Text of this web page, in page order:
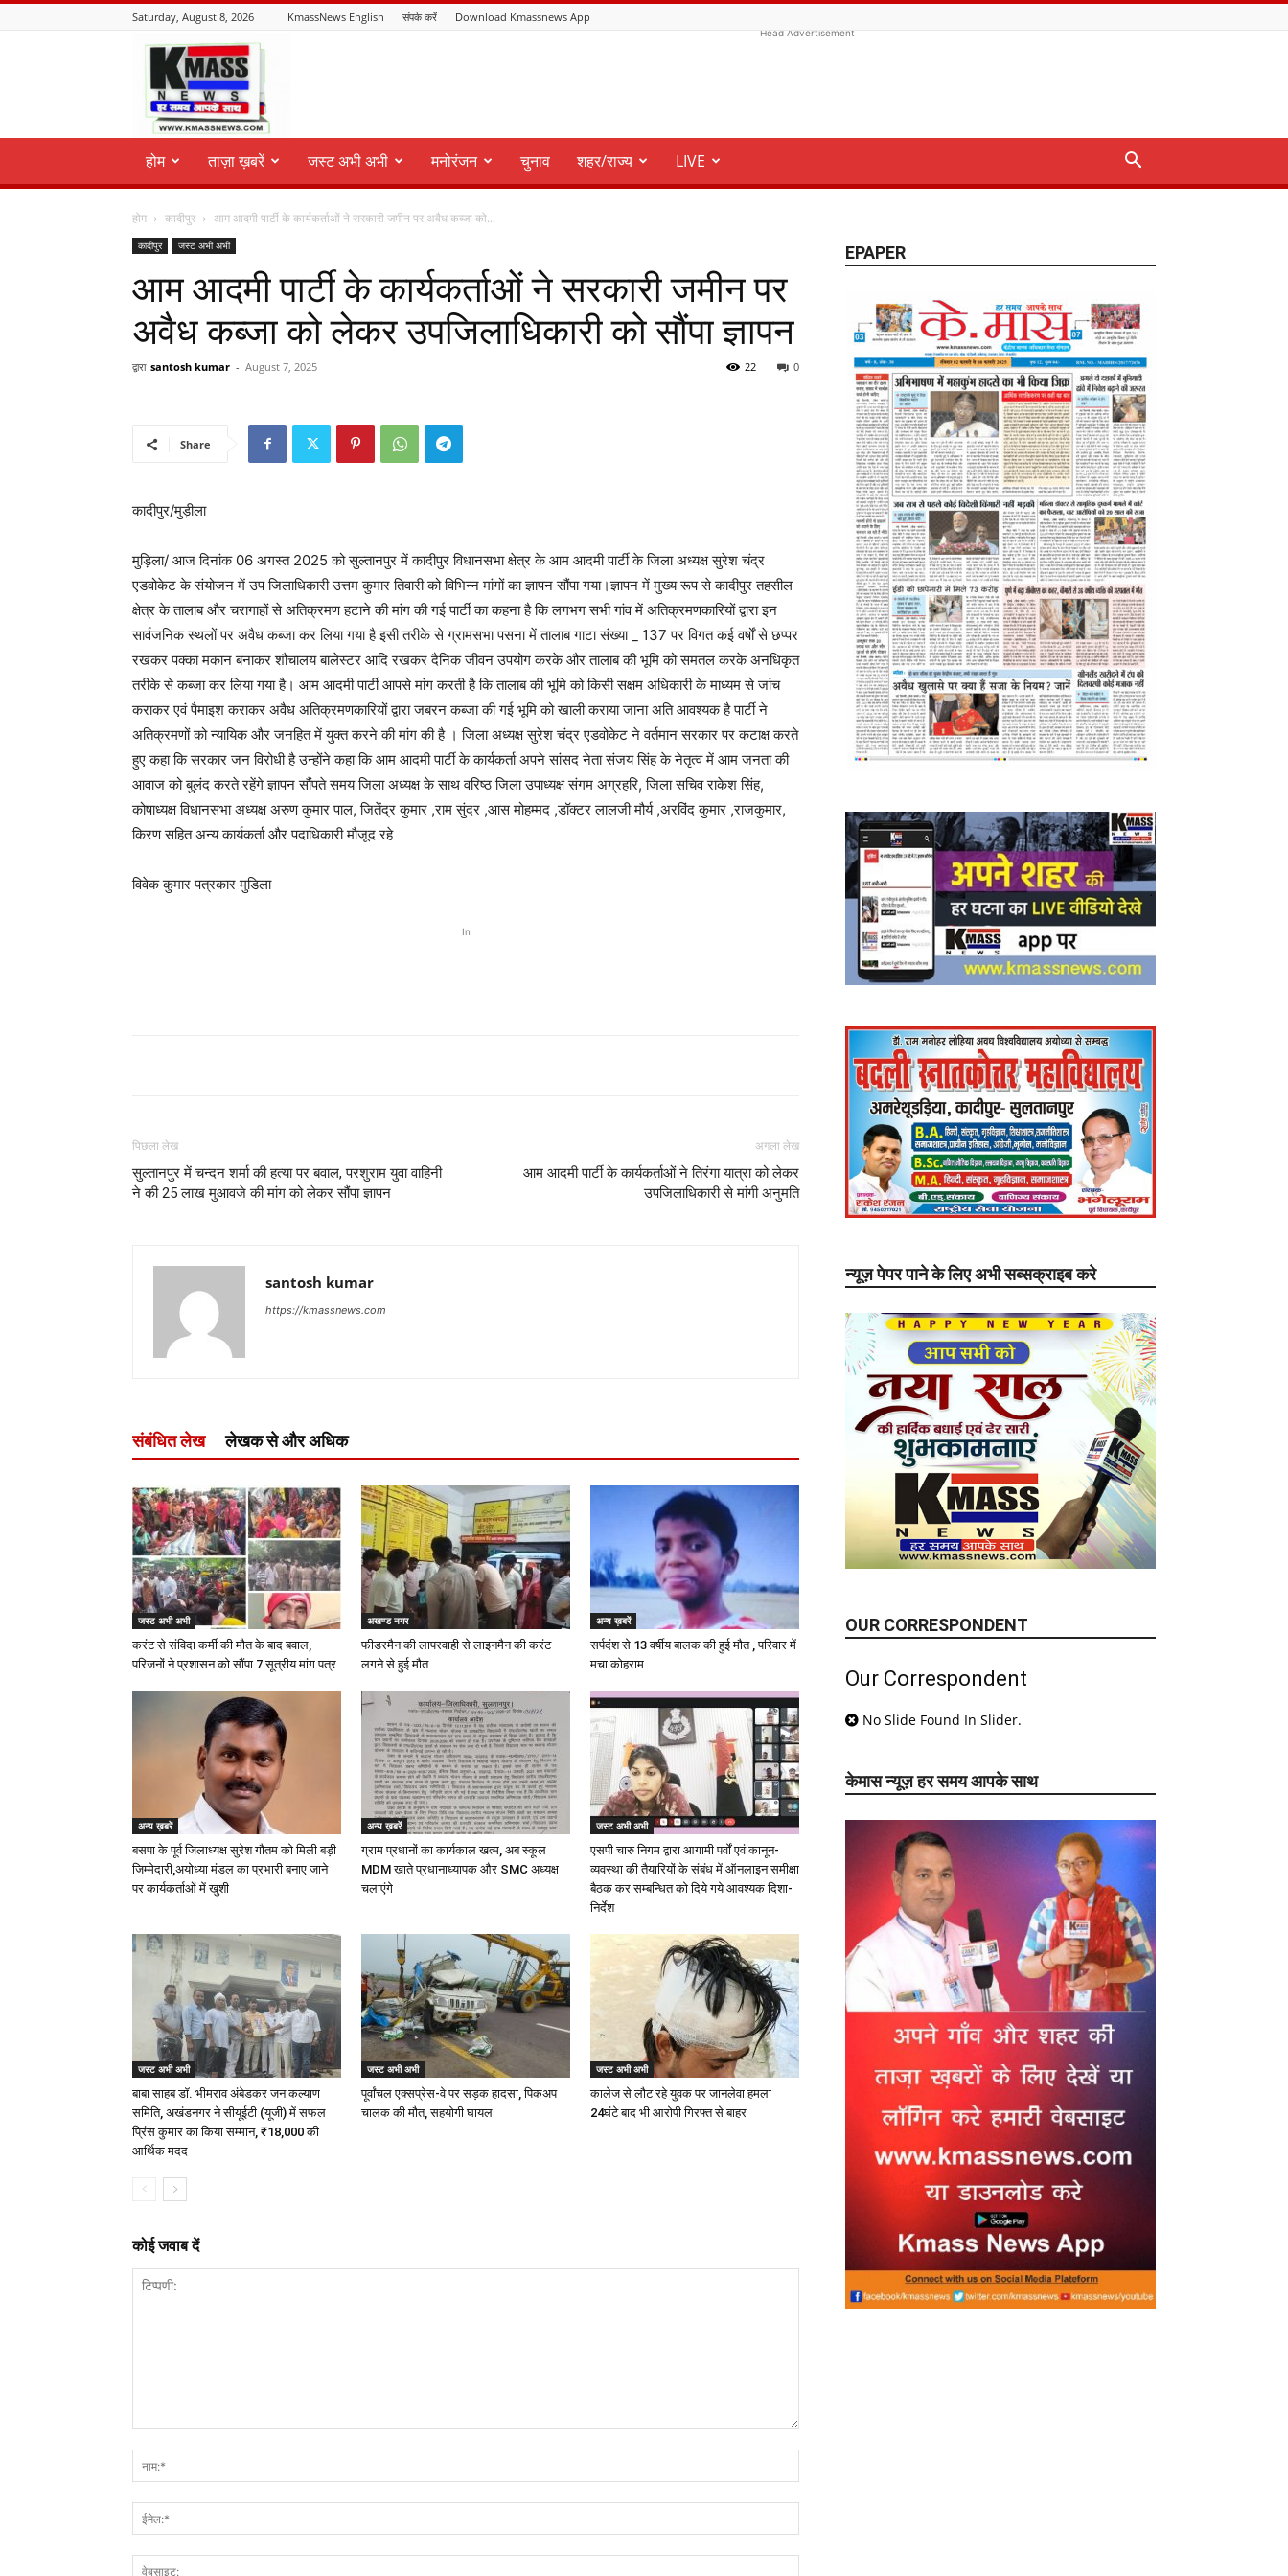
Saturday, August 8, 2026 KmassNews English संपर्क करें Download Kmassnews App
KmassNews
Head Advertisement
होम ताज़ा ख़बरें जस्ट अभी अभी मनोरंजन चुनाव शहर/राज्य LIVE
होम कादीपुर आम आदमी पार्टी के कार्यकर्ताओं ने सरकारी जमीन पर अवैध कब्जा को...
कादीपुर जस्ट अभी अभी
आम आदमी पार्टी के कार्यकर्ताओं ने सरकारी जमीन पर
अवैध कब्जा को लेकर उपजिलाधिकारी को सौंपा ज्ञापन
द्वारा santosh kumar - August 7, 2025 0
22
Share
कादीपुर/मुड़ीला
मुड़िला/ आज दिनांक 06 अगस्त 2025 को सुल्तानपुर में कादीपुर विधानसभा क्षेत्र के आम आदमी पार्टी के जिला अध्यक्ष सुरेश चंद्र
एडवोकेट के संयोजन में उप जिलाधिकारी उत्तम कुमार तिवारी को विभिन्न मांगों का ज्ञापन सौंपा गया।ज्ञापन में मुख्य रूप से कादीपुर तहसील
क्षेत्र के तालाब और चरागाहों से अतिक्रमण हटाने की मांग की गई पार्टी का कहना है कि लगभग सभी गांव में अतिक्रमणकारियों द्वारा इन
सार्वजनिक स्थलों पर अवैध कब्जा कर लिया गया है इसी तरीके से ग्रामसभा पसना में तालाब गाटा संख्या _ 137 पर विगत कई वर्षों से छप्पर
रखकर पक्का मकान बनाकर शौचालय बालेस्टर आदि रखकर दैनिक जीवन उपयोग करके और तालाब की भूमि को समतल करके अनधिकृत
तरीके से कब्जा कर लिया गया है। आम आदमी पार्टी आपसे मांग करती है कि तालाब की भूमि को किसी सक्षम अधिकारी के माध्यम से जांच
कराकर एवं पैमाइश कराकर अवैध अतिक्रमणकारियों द्वारा जबरन कब्जा की गई भूमि को खाली कराया जाना अति आवश्यक है पार्टी ने
अतिक्रमणों को न्यायिक और जनहित में युक्त करने की मांग की है । जिला अध्यक्ष सुरेश चंद्र एडवोकेट ने वर्तमान सरकार पर कटाक्ष करते
हुए कहा कि सरकार जन विरोधी है उन्होंने कहा कि आम आदमी पार्टी के कार्यकर्ता अपने सांसद नेता संजय सिंह के नेतृत्व में आम जनता की
आवाज को बुलंद करते रहेंगे ज्ञापन सौंपते समय जिला अध्यक्ष के साथ वरिष्ठ जिला उपाध्यक्ष संगम अग्रहरि, जिला सचिव राकेश सिंह,
कोषाध्यक्ष विधानसभा अध्यक्ष अरुण कुमार पाल, जितेंद्र कुमार ,राम सुंदर ,आस मोहम्मद ,डॉक्टर लालजी मौर्य ,अरविंद कुमार ,राजकुमार,
किरण सहित अन्य कार्यकर्ता और पदाधिकारी मौजूद रहे
विवेक कुमार पत्रकार मुडिला
In
पिछला लेख
सुल्तानपुर में चन्दन शर्मा की हत्या पर बवाल, परशुराम युवा वाहिनी
ने की 25 लाख मुआवजे की मांग को लेकर सौंपा ज्ञापन
अगला लेख
आम आदमी पार्टी के कार्यकर्ताओं ने तिरंगा यात्रा को लेकर
उपजिलाधिकारी से मांगी अनुमति
santosh kumar
https://kmassnews.com
संबंधित लेख लेखक से और अधिक
जस्ट अभी अभी
करंट से संविदा कर्मी की मौत के बाद बवाल,
परिजनों ने प्रशासन को सौंपा 7 सूत्रीय मांग पत्र
अखण्ड नगर
फीडरमैन की लापरवाही से लाइनमैन की करंट
लगने से हुई मौत
अन्य ख़बरें
सर्पदंश से 13 वर्षीय बालक की हुई मौत , परिवार में
मचा कोहराम
अन्य ख़बरें
बसपा के पूर्व जिलाध्यक्ष सुरेश गौतम को मिली बड़ी
जिम्मेदारी,अयोध्या मंडल का प्रभारी बनाए जाने
पर कार्यकर्ताओं में खुशी
अन्य ख़बरें
ग्राम प्रधानों का कार्यकाल खत्म, अब स्कूल
MDM खाते प्रधानाध्यापक और SMC अध्यक्ष
चलाएंगे
जस्ट अभी अभी
एसपी चारु निगम द्वारा आगामी पर्वों एवं कानून-
व्यवस्था की तैयारियों के संबंध में ऑनलाइन समीक्षा
बैठक कर सम्बन्धित को दिये गये आवश्यक दिशा-
निर्देश
जस्ट अभी अभी
बाबा साहब डॉ. भीमराव अंबेडकर जन कल्याण
समिति, अखंडनगर ने सीयूईटी (यूजी) में सफल
प्रिंस कुमार का किया सम्मान, ₹18,000 की
आर्थिक मदद
जस्ट अभी अभी
पूर्वांचल एक्सप्रेस-वे पर सड़क हादसा, पिकअप
चालक की मौत, सहयोगी घायल
जस्ट अभी अभी
कालेज से लौट रहे युवक पर जानलेवा हमला
24घंटे बाद भी आरोपी गिरफ्त से बाहर
कोई जवाब दें
EPAPER
न्यूज़ पेपर पाने के लिए अभी सब्सक्राइब करे
OUR CORRESPONDENT
Our Correspondent
No Slide Found In Slider.
केमास न्यूज़ हर समय आपके साथ